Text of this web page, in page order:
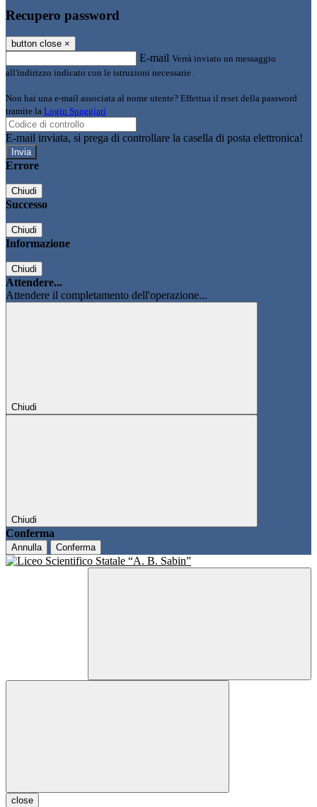
Recupero password
button close ×
E-mail Verrà inviato un messaggio
all'indirizzo indicato con le istruzioni necessarie.
Non hai una e-mail associata al nome utente? Effettua il reset della password
tramite la Login Spaggiari
E-mail inviata, si prega di controllare la casella di posta elettronica!
Errore
Chiudi
Successo
Chiudi
Informazione
Chiudi
Attendere...
Attendere il completamento dell'operazione...
Chiudi
Chiudi
Conferma
Annulla Conferma
close